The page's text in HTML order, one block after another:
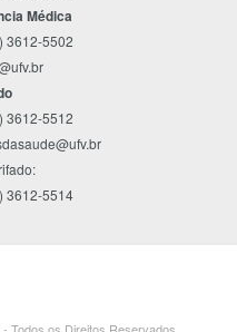
Médica
3612-5502
3612-5512
3612-5514